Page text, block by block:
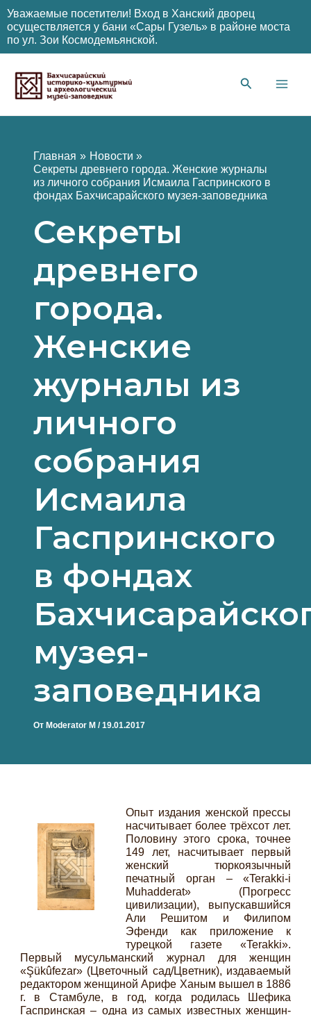
Уважаемые посетители! Вход в Ханский дворец
осуществляется у бани «Сары Гузель» в районе моста
по ул. Зои Космодемьянской.
содержимому
Главная
Новости
Секреты древнего города. Женские журналы
из личного собрания Исмаила Гаспринского в
фондах Бахчисарайского музея-заповедника
Секреты
древнего
города.
Женские
журналы из
личного
собрания
Исмаила
Гаспринского
в фондах
музея-
заповедника
От Moderator M /19.01.2017
Опыт издания женской прессы
насчитывает более трёхсот лет.
Половину этого срока, точнее
149 лет, насчитывает первый
женский тюркоязычный
печатный орган – «Terakki-i
Muhadderat» (Прогресс
цивилизации), выпускавшийся
Али Решитом и Филипом
Эфенди как приложение к
турецкой газете «Terakki».
Первый мусульманский журнал для женщин
«Şükûfezar» (Цветочный сад/Цветник), издаваемый
редактором женщиной Арифе Ханым вышел в 1886
г. в Стамбуле, в год, когда родилась Шефика
Гаспринская – одна из самых известных женщин-